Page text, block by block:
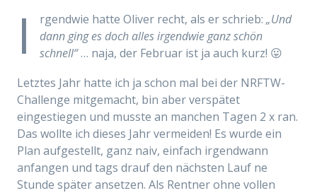
I rgendwie hatte Oliver recht, als er schrieb: „Und
dann ging es doch alles irgendwie ganz schön
schnell“… naja, der Februar ist ja auch kurz! 😛
Letztes Jahr hatte ich ja schon mal bei der NRFTW-
Challenge mitgemacht, bin aber verspätet
eingestiegen und musste an manchen Tagen 2 x ran.
Das wollte ich dieses Jahr vermeiden! Es wurde ein
Plan aufgestellt, ganz naiv, einfach irgendwann
anfangen und tags drauf den nächsten Lauf ne
Stunde später ansetzen. Als Rentner ohne vollen